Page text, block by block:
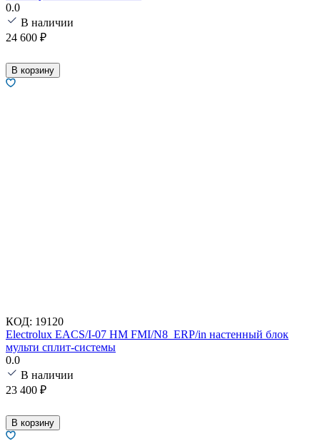
0.0
В наличии
24 600 ₽
В корзину
КОД: 19120
Electrolux EACS/I-07 HM FMI/N8_ERP/in настенный блок
мульти сплит-системы
0.0
В наличии
23 400 ₽
В корзину